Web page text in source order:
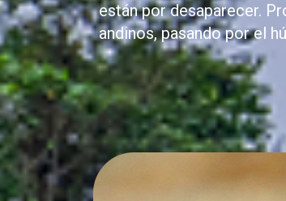
están por desaparecer.
andinos, pasando por el